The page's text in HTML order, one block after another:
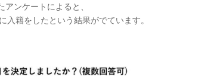
ンケートによると、
入籍をしたという結果がでています。